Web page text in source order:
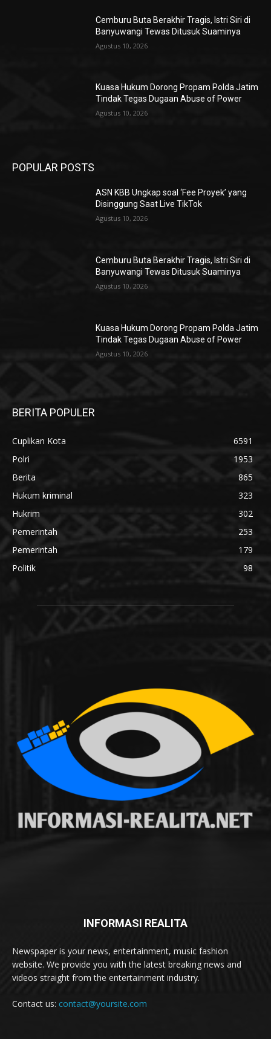
Cemburu Buta Berakhir Tragis, Istri Siri di
Banyuwangi Tewas Ditusuk Suaminya
Agustus 10, 2026
Kuasa Hukum Dorong Propam Polda Jatim
Tindak Tegas Dugaan Abuse of Power
Agustus 10, 2026
POPULAR POSTS
ASN KBB Ungkap soal ‘Fee Proyek’ yang
Disinggung Saat Live TikTok
Agustus 10, 2026
Cemburu Buta Berakhir Tragis, Istri Siri di
Banyuwangi Tewas Ditusuk Suaminya
Agustus 10, 2026
Kuasa Hukum Dorong Propam Polda Jatim
Tindak Tegas Dugaan Abuse of Power
Agustus 10, 2026
BERITA POPULER
Cuplikan Kota
6591
Polri
1953
Berita
865
Hukum kriminal
323
Hukrim
302
Pemerintah
253
Pemerintah
179
Politik
98
INFORMASI REALITA
Newspaper is your news, entertainment, music fashion
website. We provide you with the latest breaking news and
videos straight from the entertainment industry.
Contact us: contact@yoursite.com